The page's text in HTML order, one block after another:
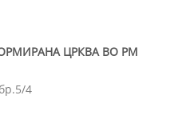
ЦРКВА ВО РМ
4